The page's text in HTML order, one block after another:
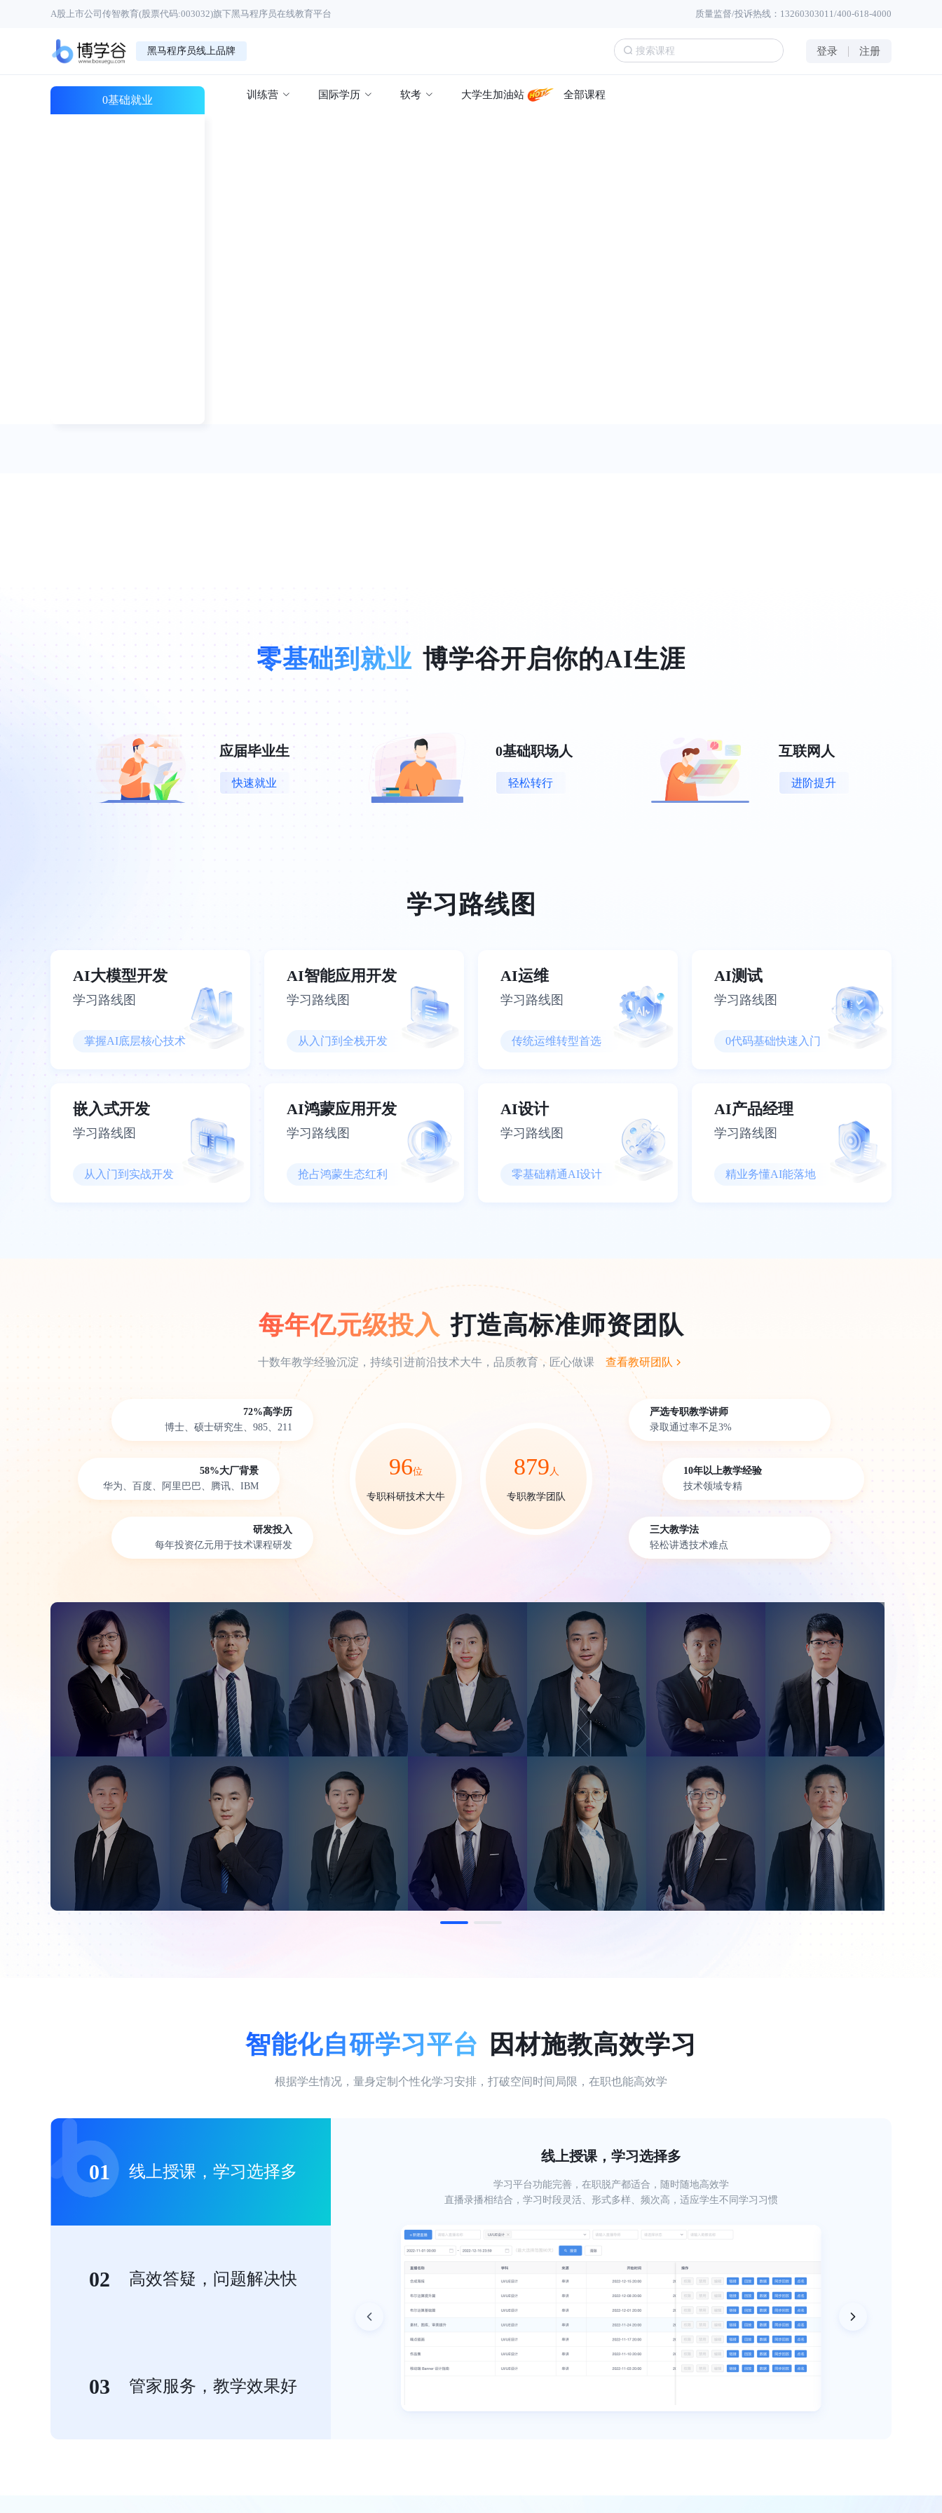
A股上市公司传智教育(股票代码:003032)旗下黑马程序员在线教育平台 质量监督/投诉热线：13260303011/400-618-4000
黑马程序员线上品牌 登录 注册
训练营 国际学历 软考 大学生加油站 全部课程
0基础就业
零基础到就业 博学谷开启你的AI生涯
应届毕业生
快速就业
0基础职场人
轻松转行
互联网人
进阶提升
学习路线图
AI大模型开发
学习路线图
掌握AI底层核心技术
AI智能应用开发
学习路线图
从入门到全栈开发
AI运维
学习路线图
传统运维转型首选
AI测试
学习路线图
0代码基础快速入门
嵌入式开发
学习路线图
从入门到实战开发
AI鸿蒙应用开发
学习路线图
抢占鸿蒙生态红利
AI设计
学习路线图
零基础精通AI设计
AI产品经理
学习路线图
精业务懂AI能落地
每年亿元级投入 打造高标准师资团队
十数年教学经验沉淀，持续引进前沿技术大牛，品质教育，匠心做课 查看教研团队
72%高学历
博士、硕士研究生、985、211
58%大厂背景
华为、百度、阿里巴巴、腾讯、IBM
研发投入
每年投资亿元用于技术课程研发
96位
专职科研技术大牛
879 人
专职教学团队
严选专职教学讲师
录取通过率不足3%
10年以上教学经验
技术领域专精
三大教学法
轻松讲透技术难点
智能化自研学习平台 因材施教高效学习
根据学生情况，量身定制个性化学习安排，打破空间时间局限，在职也能高效学
01 线上授课，学习选择多
02 高效答疑，问题解决快
03 管家服务，教学效果好
线上授课，学习选择多
学习平台功能完善，在职脱产都适合，随时随地高效学
直播录播相结合，学习时段灵活、形式多样、频次高，适应学生不同学习习惯